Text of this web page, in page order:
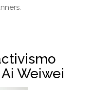
Weiwei